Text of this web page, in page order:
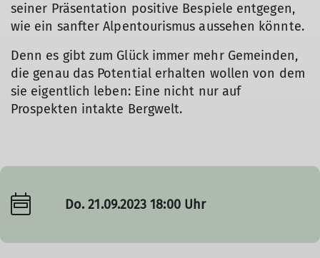
seiner Präsentation positive Bespiele entgegen,
wie ein sanfter Alpentourismus aussehen könnte.
Denn es gibt zum Glück immer mehr Gemeinden,
die genau das Potential erhalten wollen von dem
sie eigentlich leben: Eine nicht nur auf
Prospekten intakte Bergwelt.
Do. 21.09.2023 18:00 Uhr